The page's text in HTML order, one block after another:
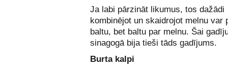
Ja labi pārzināt likumus, tos dažādi
kombinējot un skaidrojot melnu var
baltu, bet baltu par melnu. Šai
sinagogā bija tieši tāds gadījums.
Burta kalpi